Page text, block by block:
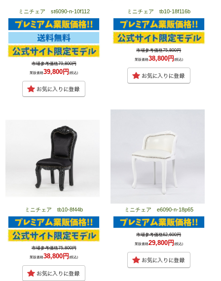
ミニチェア st6090-n-10f112
市場参考価格79,800円
業販価格39,800円(税込)
ミニチェア tb10-18f116b
市場参考価格75,800円
業販価格38,800円 (税込)
ミニチェア tb10-8f44b
市場参考価格75,800円
業販価格38,800円(税込)
ミニチェア e6090-n-18p65
市場参考価格62,600円
業販価格29,800円 (税込)